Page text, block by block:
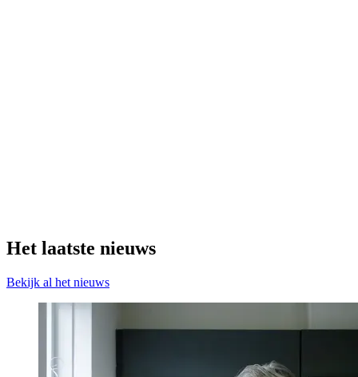
Ondersteuning
Het laatste nieuws
Bekijk al het nieuws